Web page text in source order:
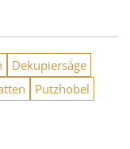
Dekupiersäge
Putzhobel